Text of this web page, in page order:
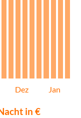
Dez Jan
in €